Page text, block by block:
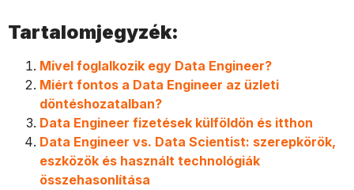
Tartalomjegyzék:
Mivel foglalkozik egy Data Engineer?
Miért fontos a Data Engineer az üzleti
döntéshozatalban?
Data Engineer fizetések külföldön és itthon
Data Engineer vs. Data Scientist: szerepkörök,
eszközök és használt technológiák
összehasonlítása